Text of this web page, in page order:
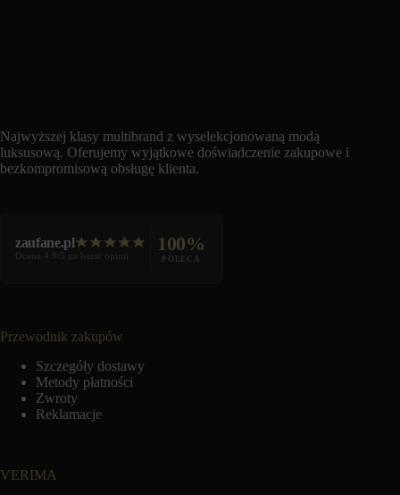
Najwyższej klasy multibrand z wyselekcjonowaną modą
luksusową. Oferujemy wyjątkowe doświadczenie zakupowe i
bezkompromisową obsługę klienta.
zaufane.pl
Ocena 4.9/5 na bazie opinii
100%
POLECA
Przewodnik zakupów
Szczegóły dostawy
Metody płatności
Zwroty
Reklamacje
VERIMA